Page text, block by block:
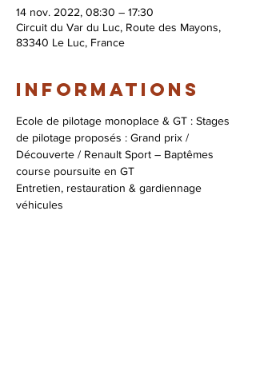
14 nov. 2022, 08:30 – 17:30
Circuit du Var du Luc, Route des Mayons,
83340 Le Luc, France
Informations
Ecole de pilotage monoplace & GT : Stages
de pilotage proposés : Grand prix /
Découverte / Renault Sport – Baptêmes
course poursuite en GT
Entretien, restauration & gardiennage
véhicules